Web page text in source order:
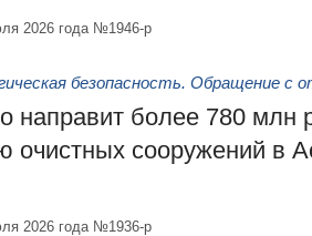
2026 года №1946-р
безопасность. Обращение с
направит более 780 млн
очистных сооружений в
2026 года №1936-р